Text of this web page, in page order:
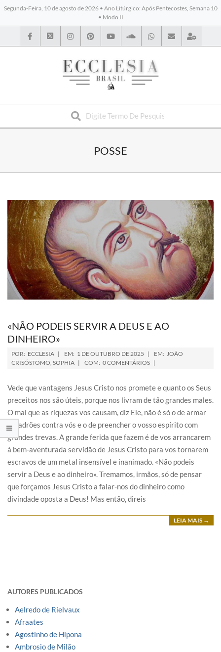
Segunda-Feira, 10 de agosto de 2026 • Ano Litúrgico: Após Pentecostes, Semana 10
• Modo II
BYBLOS
POSSE
«NÃO PODEIS SERVIR A DEUS E AO
DINHEIRO»
POR: ECCLESIA EM: 1 DE OUTUBRO DE 2025 EM: JOÃO
CRISÓSTOMO, SOPHIA COM: 0 COMENTÁRIOS
Vede que vantagens Jesus Cristo nos promete e quanto os Seus
preceitos nos são úteis, porque nos livram de tão grandes males.
O mal que as riquezas vos causam, diz Ele, não é só o de armar
os ladrões contra vós e o de preencher o vosso espírito com
grandes trevas. A grande ferida que fazem é de vos arrancarem
à bem-aventurada servidão de Jesus Cristo para vos tornarem
escravos de um metal insensível e inanimado. «Não podeis
servir a Deus e ao dinheiro». Tremamos, irmãos, só de pensar
que forçamos Jesus Cristo a falar-nos do dinheiro como
divindade oposta a Deus! Mas então, direis
LEIA MAIS →
AUTORES PUBLICADOS
Aelredo de Rielvaux
Afraates
Agostinho de Hipona
Ambrosio de Milão